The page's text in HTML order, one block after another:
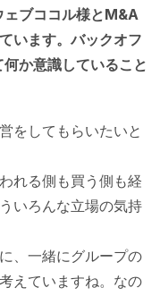
ブココル様とM&A
います。バックオフ
か意識していること
をしてもらいたいと
れる側も買う側も経
いろんな立場の気持
、一緒にグループの
えていますね。なの